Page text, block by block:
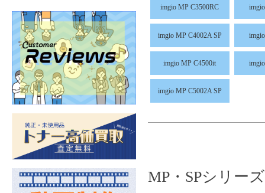
imgio MP C3500RC
imgio MP C4002A SP
imgio MP C4500it
imgio MP C5002A SP
MP・SPシリーズ